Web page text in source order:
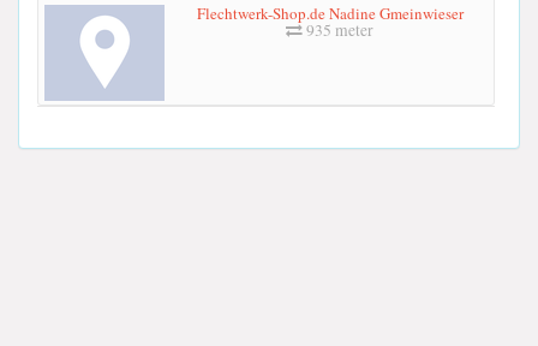
Flechtwerk-Shop.de Nadine Gmeinwieser
935 meter